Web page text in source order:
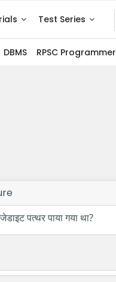
Test Series
DBMS RPSC Programmer
पत्थर पाया गया था?